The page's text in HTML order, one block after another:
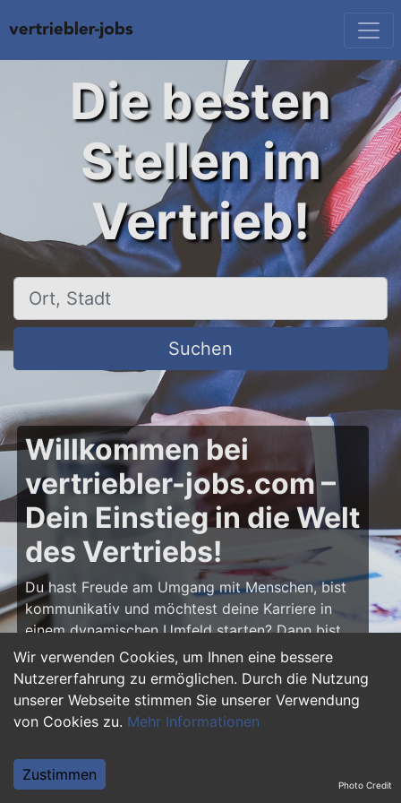
Wir verwenden Cookies, um Ihnen eine bessere
Nutzererfahrung zu ermöglichen. Durch die Nutzung
unserer Webseite stimmen Sie unserer Verwendung
von Cookies zu. Mehr Informationen
Zustimmen
Die besten
Stellen im
Vertrieb!
Ort, Stadt
Suchen
Willkommen bei
vertriebler-jobs.com –
Dein Einstieg in die Welt
des Vertriebs!
Du hast Freude am Umgang mit Menschen, bist
kommunikativ und möchtest deine Karriere in
einem dynamischen Umfeld starten? Dann bist
du aufvertriebler-jobs.comgenau richtig! Hier
findest du zahlreiche Ausbildungsplätze und
Einstiegsjobs im Vertrieb – von klassischen
Vertriebspositionen über Außendienst bis hin zu
Vertriebler und entwickle deine Talente!
Photo Credit